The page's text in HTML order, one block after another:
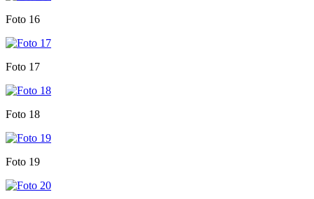
Foto 16
Foto 17
Foto 18
Foto 19